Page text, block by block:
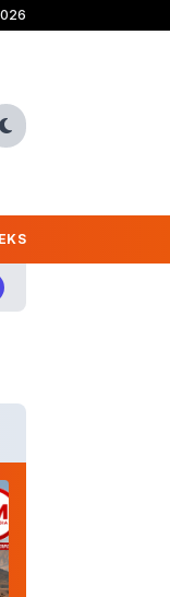
Diduga Dipicu Aktivitas